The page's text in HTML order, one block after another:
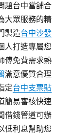
題台中當舖合
大眾服務的精
製造台中沙發
人打造專屬您
傅免費需求熱
滿意優質合理
定台中支票貼
簡易審核快速
借錢管道可辦
低利息幫助您